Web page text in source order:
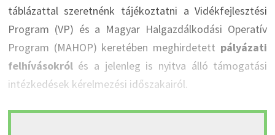
táblázattal szeretnénk tájékoztatni a Vidékfejlesztési
Program (VP) és a Magyar Halgazdálkodási Operatív
Program (MAHOP) keretében meghirdetett pályázati
felhívásokrólés a jelenleg is nyitva álló támogatási
intézkedések kérelmezési időszakairól.